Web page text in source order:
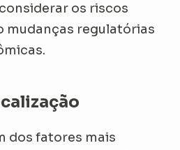
os riscos
mudanças regulatórias
dos fatores mais